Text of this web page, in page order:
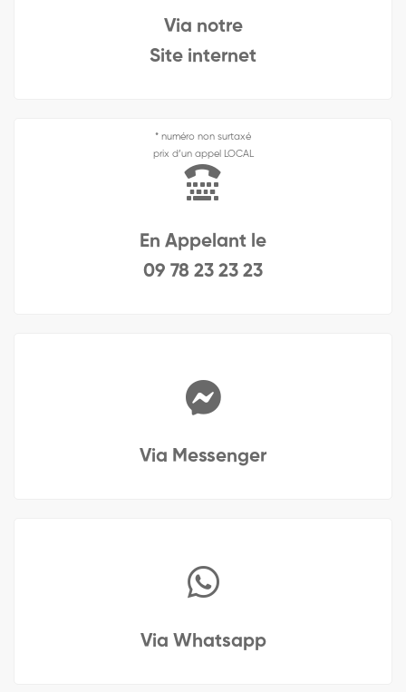
Via notre
Site internet
* numéro non surtaxé
prix d’un appel LOCAL
En Appelant le
09 78 23 23 23
Via Messenger
Via Whatsapp